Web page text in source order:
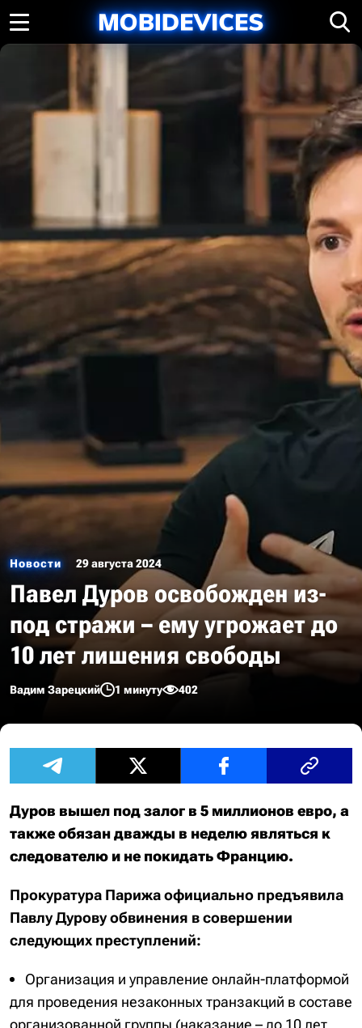
Новости 29 августа 2024
Павел Дуров освобожден из-
под стражи – ему угрожает до
10 лет лишения свободы
Вадим Зарецкий 1 минуту 402
Дуров вышел под залог в 5 миллионов евро, а
также обязан дважды в неделю являться к
следователю и не покидать Францию.
Прокуратура Парижа официально предъявила
Павлу Дурову обвинения в совершении
следующих преступлений:
Организация и управление онлайн-платформой
для проведения незаконных транзакций в составе
организованной группы (наказание – до 10 лет